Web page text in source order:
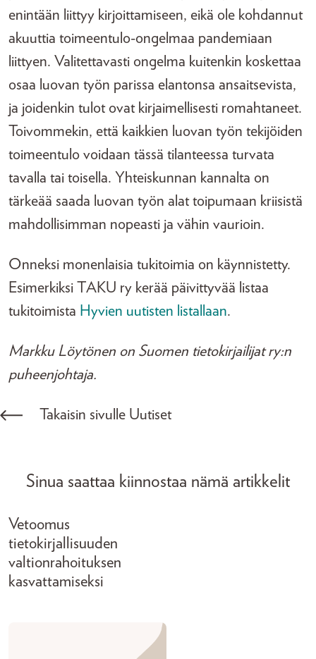
enintään liittyy kirjoittamiseen, eikä ole kohdannut
akuuttia toimeentulo-ongelmaa pandemiaan
liittyen. Valitettavasti ongelma kuitenkin koskettaa
osaa luovan työn parissa elantonsa ansaitsevista,
ja joidenkin tulot ovat kirjaimellisesti romahtaneet.
Toivommekin, että kaikkien luovan työn tekijöiden
toimeentulo voidaan tässä tilanteessa turvata
tavalla tai toisella. Yhteiskunnan kannalta on
tärkeää saada luovan työn alat toipumaan kriisistä
mahdollisimman nopeasti ja vähin vaurioin.
Onneksi monenlaisia tukitoimia on käynnistetty.
Esimerkiksi TAKU ry kerää päivittyvää listaa
tukitoimista Hyvien uutisten listallaan.
Markku Löytönen on Suomen tietokirjailijat ry:n
puheenjohtaja.
Takaisin sivulle Uutiset
Sinua saattaa kiinnostaa nämä artikkelit
Vetoomus
tietokirjallisuuden
valtionrahoituksen
kasvattamiseksi